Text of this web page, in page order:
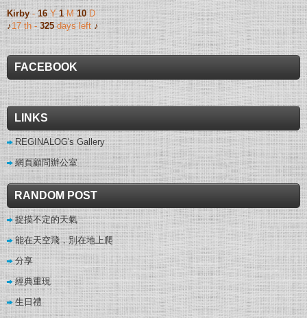
Kirby-16Y1M10D
♪17 th -325days left ♪
FACEBOOK
LINKS
REGINALOG's Gallery
網頁顧問辦公室
RANDOM POST
捉摸不定的天氣
能在天空飛，別在地上爬
分享
經典重現
生日禮